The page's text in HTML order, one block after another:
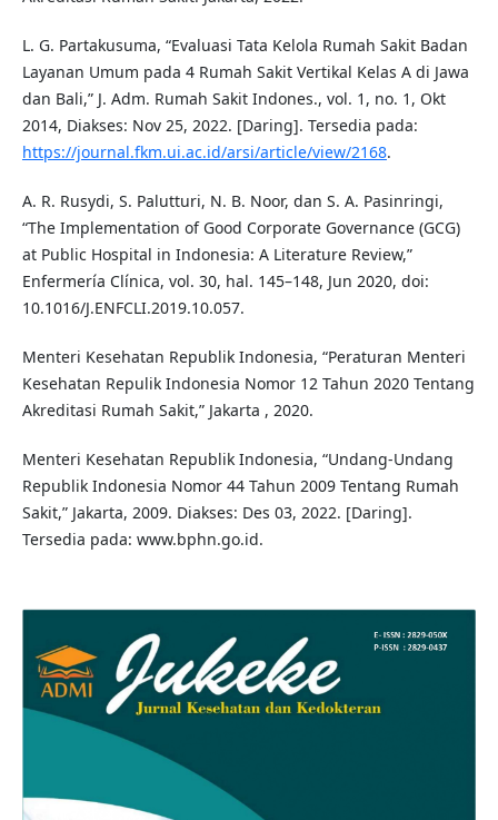
L. G. Partakusuma, “Evaluasi Tata Kelola Rumah Sakit Badan
Layanan Umum pada 4 Rumah Sakit Vertikal Kelas A di Jawa
dan Bali,” J. Adm. Rumah Sakit Indones., vol. 1, no. 1, Okt
2014, Diakses: Nov 25, 2022. [Daring]. Tersedia pada:
https://journal.fkm.ui.ac.id/arsi/article/view/2168.
A. R. Rusydi, S. Palutturi, N. B. Noor, dan S. A. Pasinringi,
“The Implementation of Good Corporate Governance (GCG)
at Public Hospital in Indonesia: A Literature Review,”
Enfermería Clínica, vol. 30, hal. 145–148, Jun 2020, doi:
10.1016/J.ENFCLI.2019.10.057.
Menteri Kesehatan Republik Indonesia, “Peraturan Menteri
Kesehatan Repulik Indonesia Nomor 12 Tahun 2020 Tentang
Akreditasi Rumah Sakit,” Jakarta , 2020.
Menteri Kesehatan Republik Indonesia, “Undang-Undang
Republik Indonesia Nomor 44 Tahun 2009 Tentang Rumah
Sakit,” Jakarta, 2009. Diakses: Des 03, 2022. [Daring].
Tersedia pada: www.bphn.go.id.